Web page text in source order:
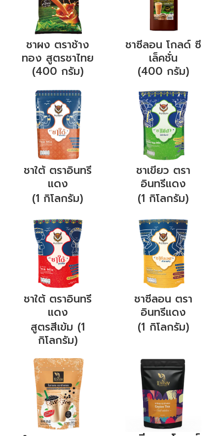
ชาผง ตราช้าง
ทอง สูตรชาไทย
(400 กรัม)
ชาซีลอน โกลด์ ซี
เล็คชั่น
(400 กรัม)
ชาใต้ ตราอินทรี
แดง
(1 กิโลกรัม)
ชาเขียว ตรา
อินทรีแดง
(1 กิโลกรัม)
ชาใต้ ตราอินทรี
แดง
สูตรสีเข้ม (1
กิโลกรัม)
ชาซีลอน ตรา
อินทรีแดง
(1 กิโลกรัม)